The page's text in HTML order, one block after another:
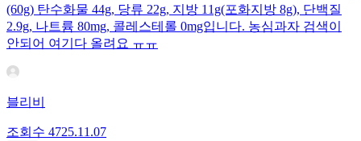
(60g) 탄수화물 44g, 당류 22g, 지방 11g(포화지방 8g), 단백질
2.9g, 나트륨 80mg, 콜레스테롤 0mg입니다. 농심과자 검색이
안되어 여기다 올려요 ㅠㅠ
블리비
조회수 4725.11.07